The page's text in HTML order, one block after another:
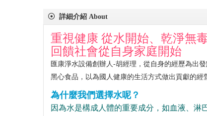
詳細介紹 About
重視健康 從水開始、乾淨無
回饋社會從自身家庭開始
匯康淨水設備創辦人-胡經理，從自身的經歷為出
黑心食品，以為國人健康的生活方式做出貢獻的經
為什麼我們選擇水呢？
因為水是構成人體的重要成分，如血液、淋